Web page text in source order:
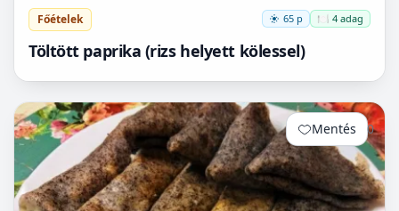
Főételek 65 p 🍽️ 4 adag
Töltött paprika (rizs helyett kölessel)
Mentés 0